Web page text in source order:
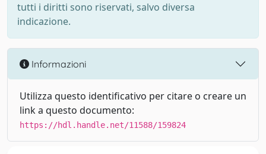
tutti i diritti sono riservati, salvo diversa
indicazione.
Informazioni
Utilizza questo identificativo per citare o creare un
link a questo documento:
https://hdl.handle.net/11588/159824